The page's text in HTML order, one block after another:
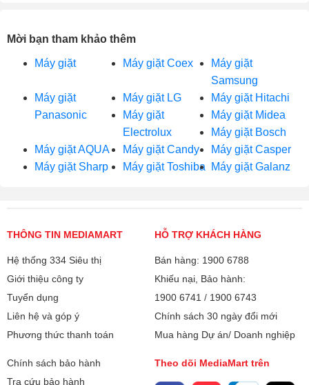
Mời bạn tham khảo thêm
Máy giặt Máy giặt Coex
Máy giặt
Samsung
Máy giặt
Panasonic
Máy giặt LG
Máy giặt Hitachi
Máy giặt
Electrolux
Máy giặt Midea
Máy giặt Bosch
Máy giặt AQUA
Máy giặt Candy
Máy giặt Casper
Máy giặt Sharp
Máy giặt Toshiba Máy giặt Galanz
THÔNG TIN MEDIAMART
Hệ thống 334 Siêu thị
Giới thiệu công ty
Tuyển dụng
Liên hệ và góp ý
Phương thức thanh toán
HỖ TRỢ KHÁCH HÀNG
Bán hàng: 1900 6788
Khiếu nại, Bảo hành:
1900 6741 / 1900 6743
Chính sách 30 ngày đổi mới
Mua hàng Dự án/ Doanh nghiệp
Chính sách bảo hành
Tra cứu bảo hành
Theo dõi MediaMart trên